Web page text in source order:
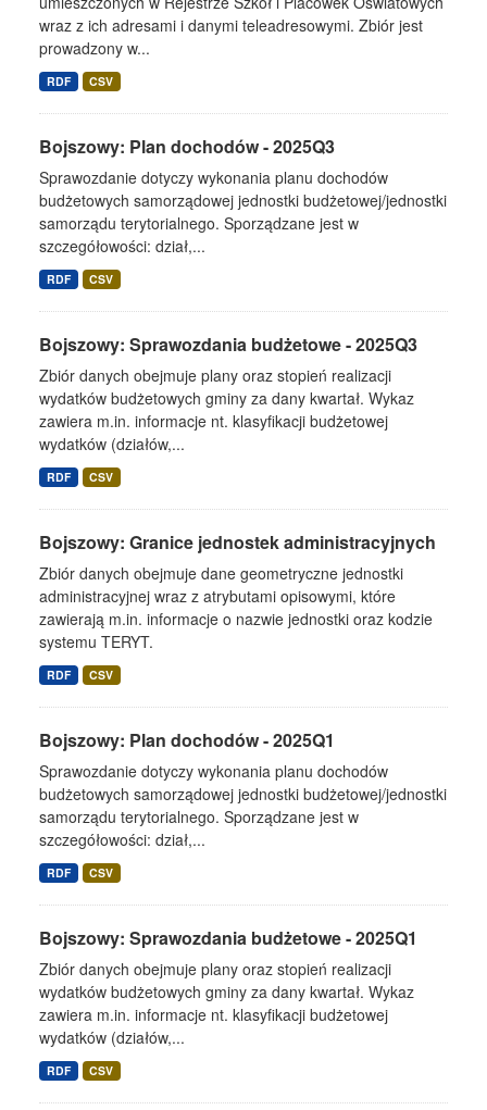
wraz z ich adresami i danymi teleadresowymi. Zbiór jest
prowadzony w...
RDF CSV
Bojszowy: Plan dochodów - 2025Q3
Sprawozdanie dotyczy wykonania planu dochodów
budżetowych samorządowej jednostki budżetowej/jednostki
samorządu terytorialnego. Sporządzane jest w
szczegółowości: dział,...
RDF CSV
Bojszowy: Sprawozdania budżetowe - 2025Q3
Zbiór danych obejmuje plany oraz stopień realizacji
wydatków budżetowych gminy za dany kwartał. Wykaz
zawiera m.in. informacje nt. klasyfikacji budżetowej
wydatków (działów,...
RDF CSV
Bojszowy: Granice jednostek administracyjnych
Zbiór danych obejmuje dane geometryczne jednostki
administracyjnej wraz z atrybutami opisowymi, które
zawierają m.in. informacje o nazwie jednostki oraz kodzie
systemu TERYT.
RDF CSV
Bojszowy: Plan dochodów - 2025Q1
Sprawozdanie dotyczy wykonania planu dochodów
budżetowych samorządowej jednostki budżetowej/jednostki
samorządu terytorialnego. Sporządzane jest w
szczegółowości: dział,...
RDF CSV
Bojszowy: Sprawozdania budżetowe - 2025Q1
Zbiór danych obejmuje plany oraz stopień realizacji
wydatków budżetowych gminy za dany kwartał. Wykaz
zawiera m.in. informacje nt. klasyfikacji budżetowej
wydatków (działów,...
RDF CSV